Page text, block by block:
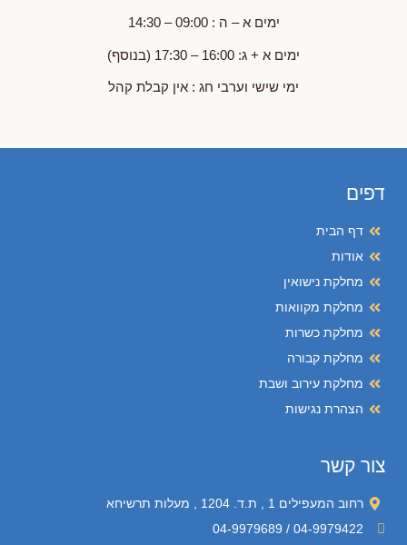
ימים א – ה : 09:00 – 14:30
ימים א + ג: 16:00 – 17:30 (בנוסף)
ימי שישי וערבי חג : אין קבלת קהל
דפים
דף הבית
אודות
מחלקת נישואין
מחלקת מקוואות
מחלקת כשרות
מחלקת קבורה
מחלקת עירוב ושבת
הצהרת נגישות
צור קשר
רחוב המעפילים 1 , ת.ד. 1204 , מעלות תרשיחא
04-9979422 / 04-9979689